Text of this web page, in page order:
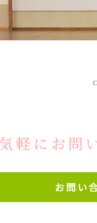
軽にお問
お問い